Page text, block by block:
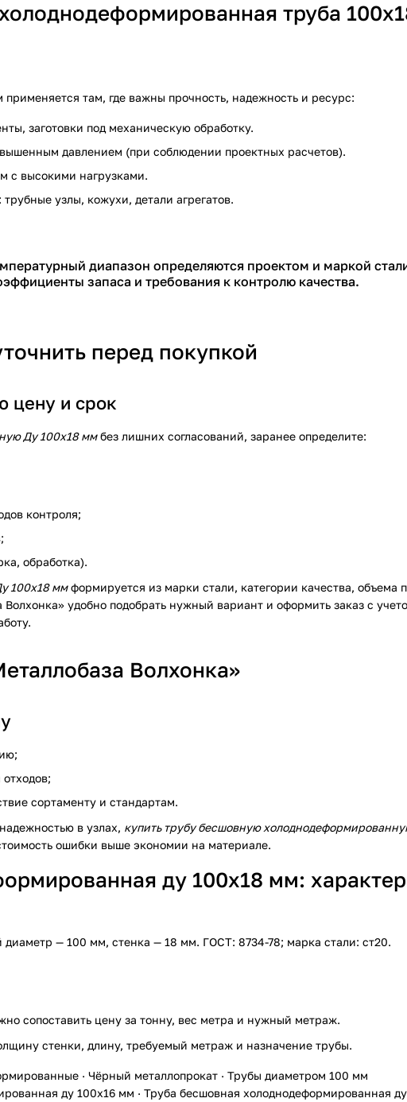
труба
там, где важны прочность, надежность и ресурс:
заготовки под механическую обработку.
давлением (при соблюдении проектных расчетов).
с высокими нагрузками.
: трубные узлы, кожухи, детали агрегатов.
диапазон определяются проектом и маркой
запаса и требования к контролю качества.
перед покупкой
цену и срок
Ду 100х18 ммбез лишних согласований, заранее определите:
контроля;
обработка).
100х18 ммформируется из марки стали, категории качества, объема
удобно подобрать нужный вариант и оформить заказ с
Волхонка»
сортаменту и стандартам.
в узлах, купить трубу бесшовную
ошибки выше экономии на материале.
ду 100х18 мм:
— 100 мм, стенка — 18 мм. ГОСТ: 8734-78; марка стали: ст20.
сопоставить цену за тонну, вес метра и нужный метраж.
стенки, длину, требуемый метраж и назначение трубы.
· Чёрный металлопрокат · Трубы диаметром 100 мм
ду 100х16 мм · Труба бесшовная холоднодеформированная